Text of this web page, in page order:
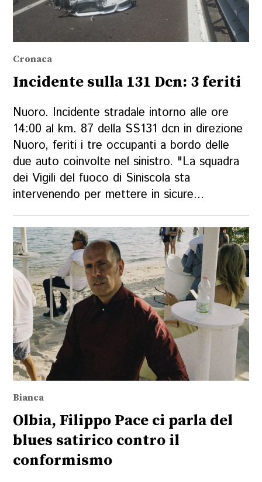
Cronaca
Incidente sulla 131 Dcn: 3 feriti
Nuoro. Incidente stradale intorno alle ore
14:00 al km. 87 della SS131 dcn in direzione
Nuoro, feriti i tre occupanti a bordo delle
due auto coinvolte nel sinistro. "La squadra
dei Vigili del fuoco di Siniscola sta
intervenendo per mettere in sicure...
Bianca
Olbia, Filippo Pace ci parla del
blues satirico contro il
conformismo